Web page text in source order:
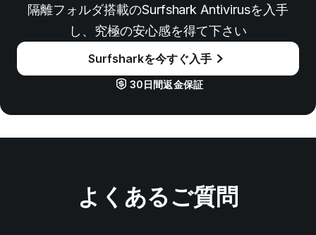
隔離フォルダ搭載のSurfshark Antivirusを入手
し、究極の安心感を得て下さい
Surfsharkを今すぐ入手
30日間返金保証
よくあるご質問